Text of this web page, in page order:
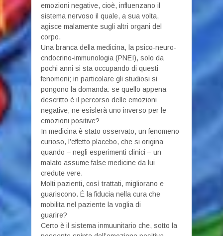
emozioni negative, cioè, influenzano il
sistema nervoso il quale, a sua volta,
agisce malamente sugli altri organi del
corpo.
Una branca della medicina, la psico-neuro-
cndocrino-immunologia (PNEI), solo da
pochi anni si sta occupando di questi
fenomeni; in particolare gli studiosi si
pongono la domanda: se quello appena
descritto è il percorso delle emozioni
negative, ne esislerà uno inverso per le
emozioni positive?
In medicina è stato osservato, un fenomeno
curioso, l’effetto placebo, che si origina
quando – negli esperimenti clinici – un
malato assume false medicine da lui
credute vere.
Molti pazienti, così trattati, migliorano e
guariscono. É la fiducia nella cura che
mobilita nel paziente la voglia di
guarire?
Certo è il sistema inmuunitario che, sotto la